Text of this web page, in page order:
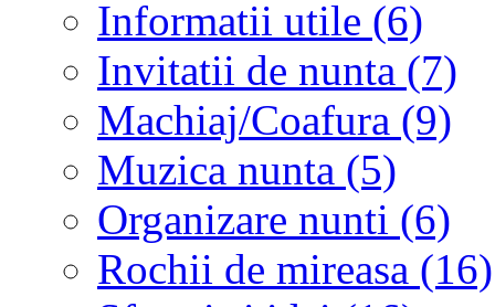
Informatii utile (6)
Invitatii de nunta (7)
Machiaj/Coafura (9)
Muzica nunta (5)
Organizare nunti (6)
Rochii de mireasa (16)